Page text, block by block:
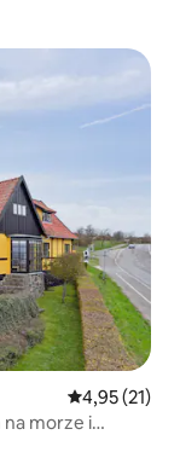
Średnia
4,95 (21)
morze i